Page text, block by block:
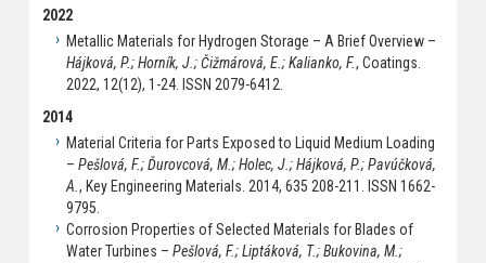
2022
Metallic Materials for Hydrogen Storage – A Brief Overview –
Hájková, P.; Horník, J.; Čižmárová, E.; Kalianko, F., Coatings.
2022, 12(12), 1-24. ISSN 2079-6412.
2014
Material Criteria for Parts Exposed to Liquid Medium Loading
– Pešlová, F.; Ďurovcová, M.; Holec, J.; Hájková, P.; Pavúčková,
A., Key Engineering Materials. 2014, 635 208-211. ISSN 1662-
9795.
Corrosion Properties of Selected Materials for Blades of
Water Turbines – Pešlová, F.; Liptáková, T.; Bukovina, M.;